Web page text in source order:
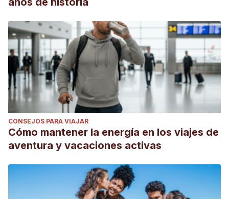
CONSEJOS PARA VIAJAR
Cómo mantener la energía en los viajes de
aventura y vacaciones activas